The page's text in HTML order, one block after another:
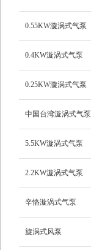
0.55KW漩涡式气泵
0.4KW漩涡式气泵
0.25KW漩涡式气泵
中国台湾漩涡式气泵
5.5KW漩涡式气泵
2.2KW漩涡式气泵
辛恪漩涡式气泵
旋涡式风泵